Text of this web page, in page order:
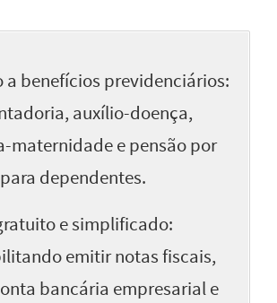
a benefícios previdenciários:
auxílio-doença,
maternidade e pensão por
dependentes.
e simplificado:
emitir notas fiscais,
bancária empresarial e